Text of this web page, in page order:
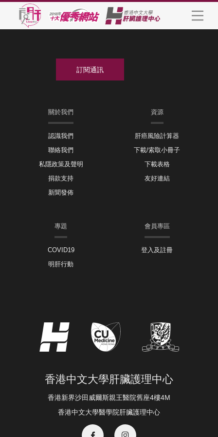
關於我們
認識我們
聯絡我們
私隱政策及聲明
捐款支持
新聞發佈
資源
肝癌風險計算器
下載/索取小冊子
下載表格
友好連結
專題
COVID19
明肝行動
會員專區
登入及註冊
香港中文大學肝臟護理中心
香港新界沙田威爾斯親王醫院舊座4樓4M
香港中文大學醫學院肝臟護理中心